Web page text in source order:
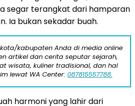
segar terangkat dari hamparan
Ia bukan sekadar buah.
kabupaten Anda di media online
artikel dan cerita seputar sejarah,
wisata, kuliner tradisional, dan hal
lewat WA Center: 087815557788.
harmoni yang lahir dari